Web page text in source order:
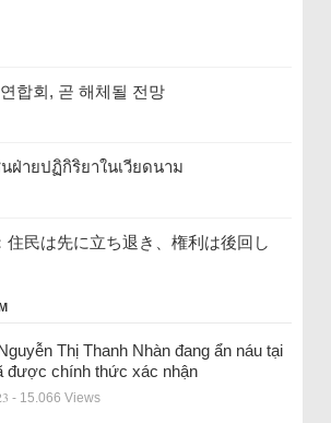
합회, 곧 해체될 전망
ฝ่ายปฏิกิริยาในเวียดนาม
住民は先に立ち退き、権利は後回し
Thị Thanh Nhàn đang ẩn náu tại
được chính thức xác nhận
- 15.066 Views